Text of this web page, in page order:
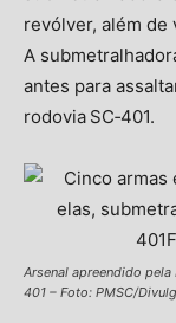
revólver, além de
A
antes para
rodovia SC‑401.
Arsenal apreendido
401 – Foto: PMSC/